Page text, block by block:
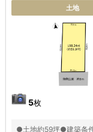
土地
5枚
●土地約59坪●建築条